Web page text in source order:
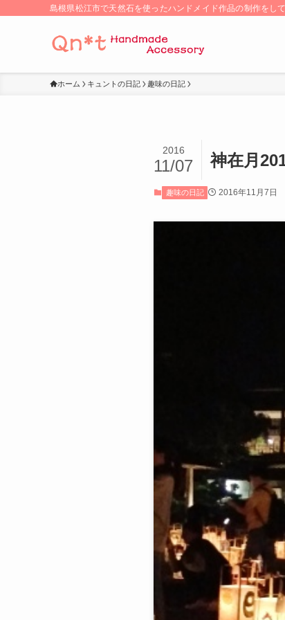
島根県松江市で天然石を使ったハンドメイド作品の制作をして
ホーム キュントの日記 趣味の日記
神在月
2016
11/07
趣味の日記 2016年11月7日